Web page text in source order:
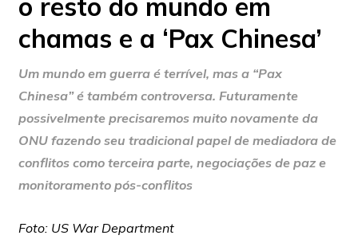
o resto do mundo em
chamas e a ‘Pax Chinesa’
Um mundo em guerra é terrível, mas a “Pax
Chinesa” é também controversa. Futuramente
possivelmente precisaremos muito novamente da
ONU fazendo seu tradicional papel de mediadora de
conflitos como terceira parte, negociações de paz e
monitoramento pós-conflitos
Foto: US War Department